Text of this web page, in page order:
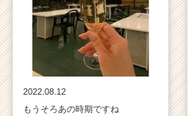
2022.08.12
もうそろあの時期ですね